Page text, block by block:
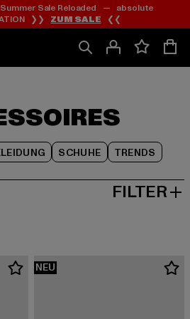
Zum
Inhalt
springen
Zum
Fußzeile
springen
Sale Reloaded — absolute
❯❯ ZUM SALE ❮❮
SCHUHE TRENDS
Zum
Produktraster
springen
FILTER
NEU